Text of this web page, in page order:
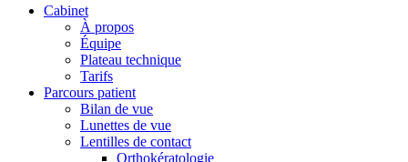
Cabinet
À propos
Équipe
Plateau technique
Tarifs
Parcours patient
Bilan de vue
Lunettes de vue
Lentilles de contact
Orthokératologie